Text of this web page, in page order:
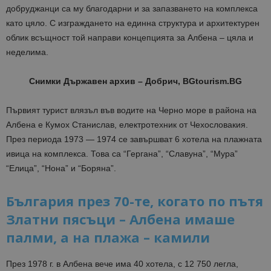
добруджанци са му благодарни и за запазването на комплекса
като цяло. С изграждането на единна структура и архитектурен
облик всъщност той направи концепцията за Албена – цяла и
неделима.
Снимки Държавен архив – Добрич, BGtourism.BG
Първият турист влязъл във водите на Черно море в района на
Албена е Кумох Станислав, електротехник от Чехословакия.
През периода 1973 — 1974 се завършват 6 хотела на плажната
ивица на комплекса. Това са “Гергана”, “Славуна”, “Мура”
“Елица”, “Нона” и “Боряна”.
България през 70-те, когато по пътя
Златни пясъци – Албена имаше
палми, а на плажа – камили
През 1978 г. в Албена вече има 40 хотела, с 12 750 легла,